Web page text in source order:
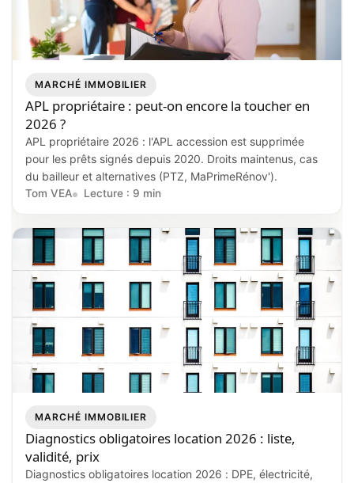
MARCHÉ IMMOBILIER
APL propriétaire : peut-on encore la toucher en
2026 ?
APL propriétaire 2026 : l'APL accession est supprimée
pour les prêts signés depuis 2020. Droits maintenus, cas
du bailleur et alternatives (PTZ, MaPrimeRénov').
Tom VEA Lecture : 9 min
MARCHÉ IMMOBILIER
Diagnostics obligatoires location 2026 : liste,
validité, prix
Diagnostics obligatoires location 2026 : DPE, électricité,